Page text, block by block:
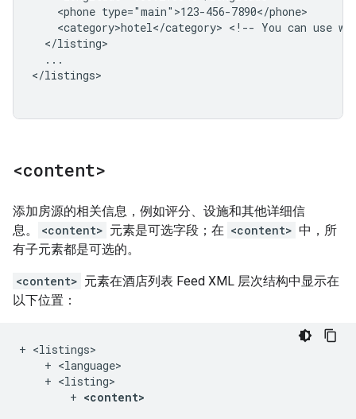
<phone
<category>hotel</category> <!-- You can use
...
</listings>
<content>
添加房源的相关信息，例如评分、设施和其他详细信
息。
<content> 元素是可选字段；在 <content> 中，所
有子元素都是可选的。
<content> 元素在酒店列表 Feed XML 层次结构中显示在
以下位置：
+ <listings>
    + <language>
    + <listing>
        +
<content>